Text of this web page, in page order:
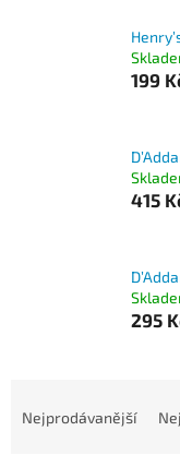
199
415
295
Nejprodávanější